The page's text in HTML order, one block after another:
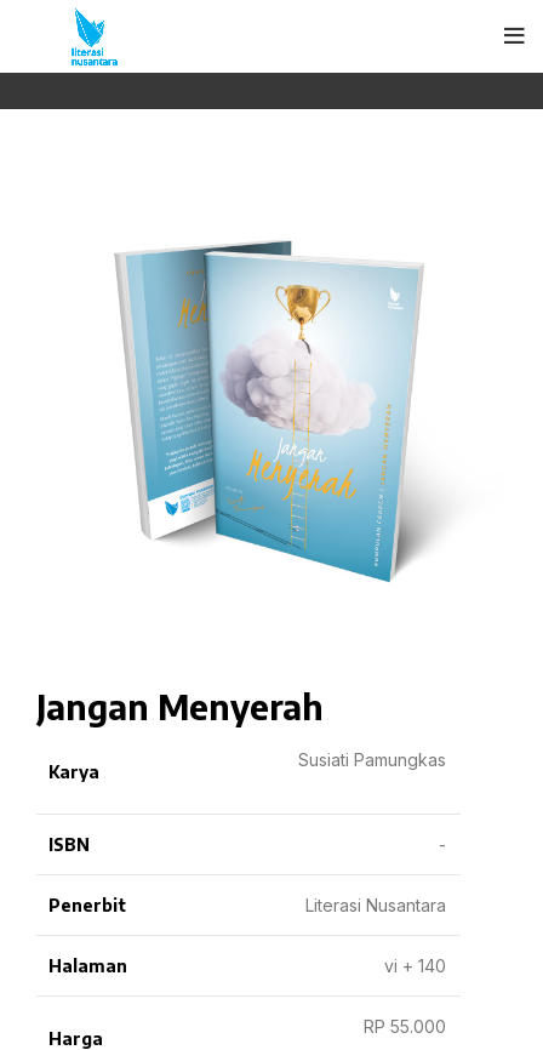
Jangan Menyerah
Karya
Susiati Pamungkas
ISBN -
Penerbit Literasi Nusantara
Halaman vi + 140
Harga
RP 55.000